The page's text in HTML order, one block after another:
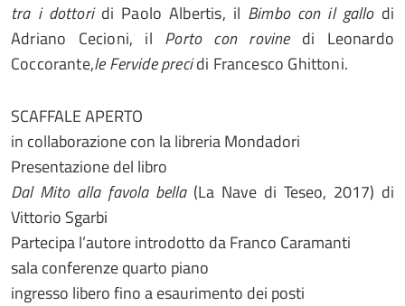
tra i dottori di Paolo Albertis, il Bimbo con il gallo di
Adriano Cecioni, il Porto con rovine di Leonardo
Coccorante,le Fervide precidi Francesco Ghittoni.
SCAFFALE APERTO
in collaborazione con la libreria Mondadori
Presentazione del libro
Dal Mito alla favola bella (La Nave di Teseo, 2017) di
Vittorio Sgarbi
Partecipa l’autore introdotto da Franco Caramanti
sala conferenze quarto piano
ingresso libero fino a esaurimento dei posti